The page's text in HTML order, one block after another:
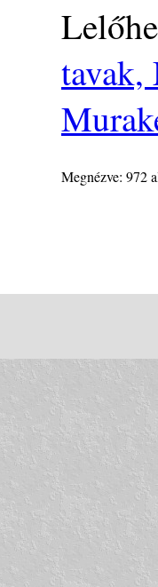
tavak,
Megnézve: 972